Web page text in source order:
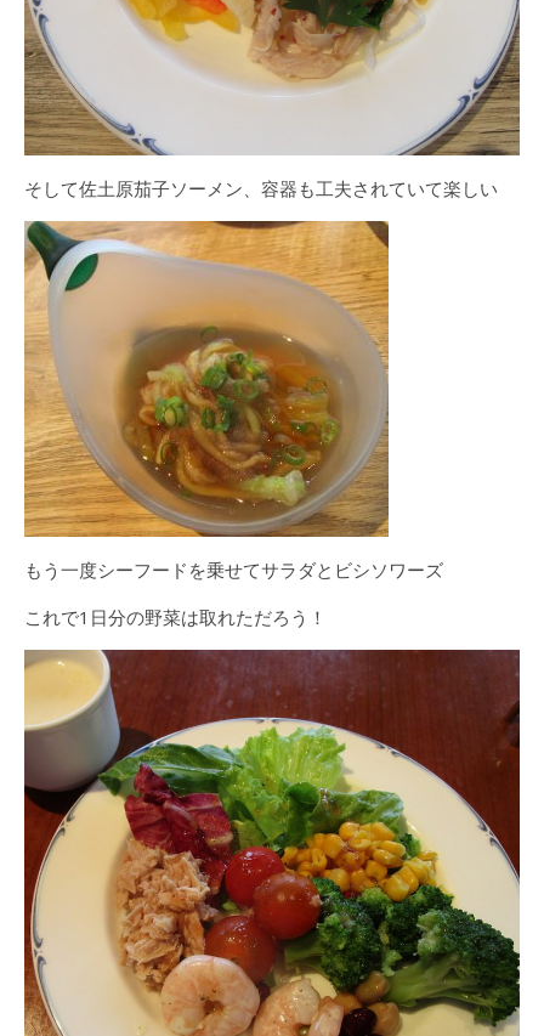
そして佐土原茄子ソーメン、容器も工夫されていて楽しい
もう一度シーフードを乗せてサラダとビシソワーズ
これで1日分の野菜は取れただろう！